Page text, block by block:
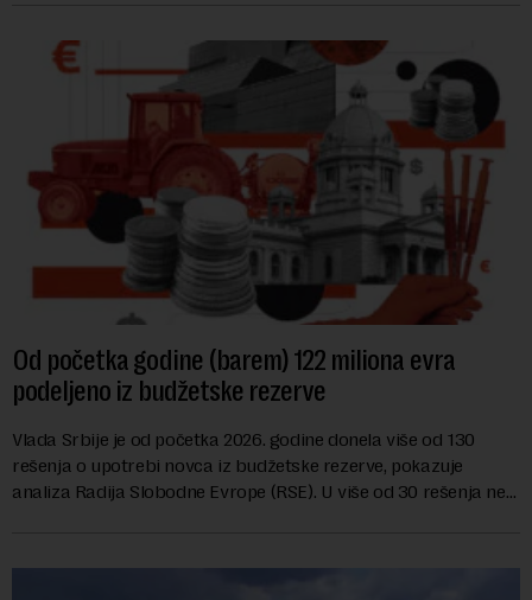
Od početka godine (barem) 122 miliona evra
podeljeno iz budžetske rezerve
Vlada Srbije je od početka 2026. godine donela više od 130
rešenja o upotrebi novca iz budžetske rezerve, pokazuje
analiza Radija Slobodne Evrope (RSE). U više od 30 rešenja ne